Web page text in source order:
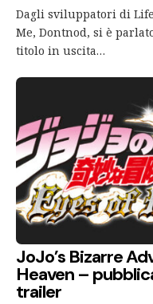
Dagli sviluppatori di
Me, Dontnod, si è
titolo in uscita…
JoJo’s Bizarre
Heaven –
trailer